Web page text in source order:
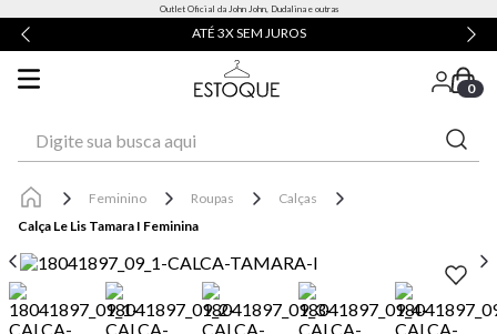
Outlet Oficial da John John, Dudalina e outras
ATÉ 3X SEM JUROS
0
Feminino Roupas
Calças
Calça Le Lis Tamara I Feminina